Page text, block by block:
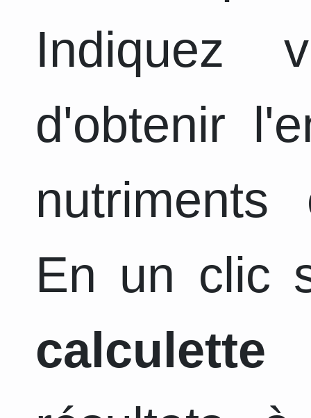
Indiquez
d'obtenir
En un clic
calculette